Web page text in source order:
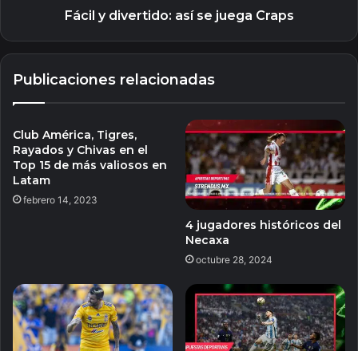
Fácil y divertido: así se juega Craps
Publicaciones relacionadas
Club América, Tigres,
Rayados y Chivas en el
Top 15 de más valiosos en
Latam
febrero 14, 2023
4 jugadores históricos del
Necaxa
octubre 28, 2024